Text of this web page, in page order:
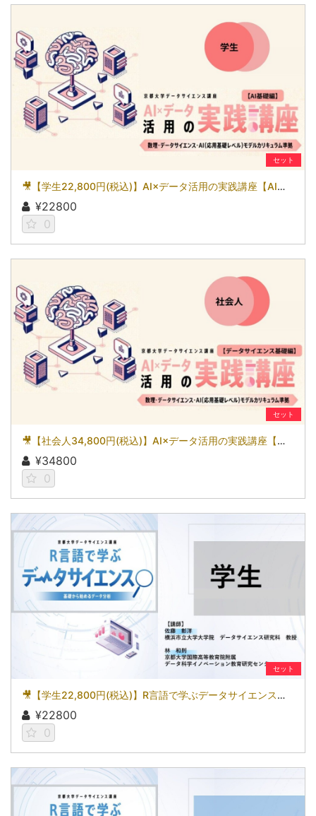
セット
🎥【学生22,800円(税込)】AI×データ活用の実践講座【AI基礎編】〜数理・データサイエンス・AI（応用基礎レベル）モデルカリキュラム準拠〜［京都大学データサイエンス講座］（2026）
¥22800
0
セット
🎥【社会人34,800円(税込)】AI×データ活用の実践講座【データサイエンス基礎編】〜数理・データサイエンス・AI（応用基礎レベル）モデルカリキュラム準拠〜［京都大学データサイエンス講座］（2026）
¥34800
0
セット
🎥【学生22,800円(税込)】R言語で学ぶデータサイエンス～基礎から始めるデータ分析～［京都大学データサイエンス講座］（2026）
¥22800
0